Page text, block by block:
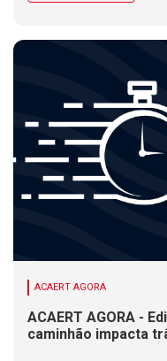
ACAERT AGORA
ACAERT AGORA -
caminhão impacta